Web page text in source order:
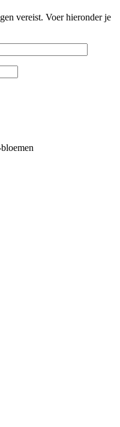
vereist. Voer hieronder je